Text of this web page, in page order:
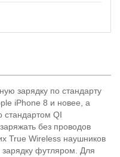
зарядку по стандарту
iPhone 8 и новее, а
QI
без проводов
True Wireless наушников
футляром. Для